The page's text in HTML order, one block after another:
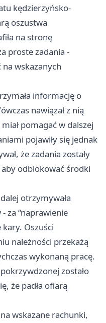
kędzierzyńsko-
oszustwa
na stronę
proste zadania -
wskazanych
informację o
nawiązał z nią
pomagać w dalszej
pojawiły się jednak
że zadania zostały
odblokować środki
otrzymywała
za “naprawienie
kary. Oszuści
należności przekażą
wykonaną pracę.
zostało
że padła ofiarą
wskazane rachunki,